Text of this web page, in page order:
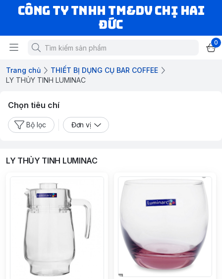
CÔNG TY TNHH TM&DV CHỊ HAI
ĐỨC
0
Trang chủ
THIẾT BỊ DỤNG CỤ BAR COFFEE
LY THỦY TINH LUMINAC
Chọn tiêu chí
Bộ lọc Đơn vị
LY THỦY TINH LUMINAC